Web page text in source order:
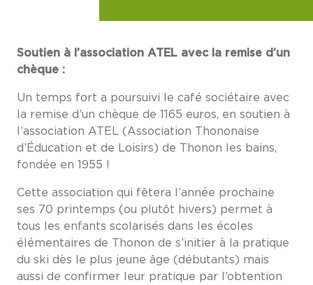
Soutien à l’association ATEL avec la remise d’un
chèque :
Un temps fort a poursuivi le café sociétaire avec
la remise d’un chèque de 1165 euros, en soutien à
l’association ATEL (Association Thononaise
d’Éducation et de Loisirs) de Thonon les bains,
fondée en 1955 !
Cette association qui fêtera l’année prochaine
ses 70 printemps (ou plutôt hivers) permet à
tous les enfants scolarisés dans les écoles
élémentaires de Thonon de s’initier à la pratique
du ski dès le plus jeune âge (débutants) mais
aussi de confirmer leur pratique par l’obtention